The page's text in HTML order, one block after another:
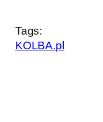
Tags:
KOLBA.pl